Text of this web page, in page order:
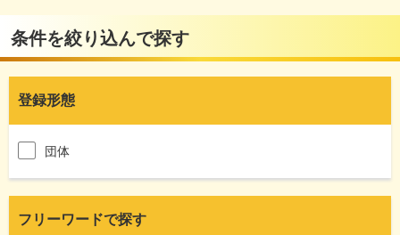
条件を絞り込んで探す
登録形態
団体
フリーワードで探す